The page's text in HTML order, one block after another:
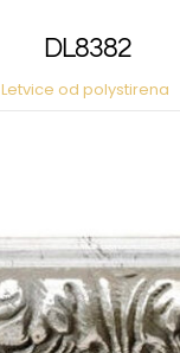
DL8382
Letvice od polystirena